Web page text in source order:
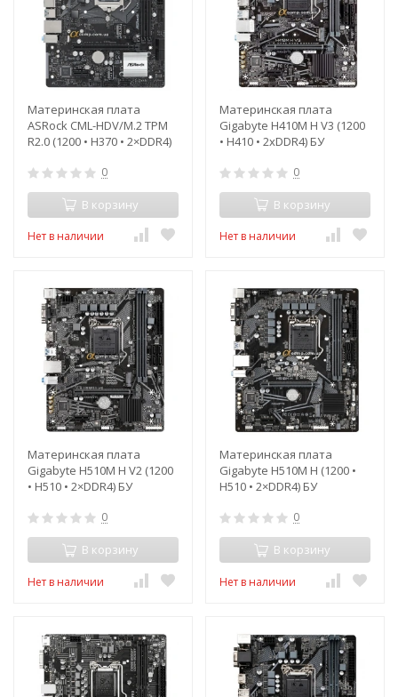
Материнская плата
ASRock CML-HDV/M.2 TPM
R2.0 (1200 • H370 • 2×DDR4)
0
В корзину
Нет в наличии
Материнская плата
Gigabyte H410M H V3 (1200
• H410 • 2xDDR4) БУ
0
В корзину
Нет в наличии
Материнская плата
Gigabyte H510M H V2 (1200
• H510 • 2×DDR4) БУ
0
В корзину
Нет в наличии
Материнская плата
Gigabyte H510M H (1200 •
H510 • 2×DDR4) БУ
0
В корзину
Нет в наличии